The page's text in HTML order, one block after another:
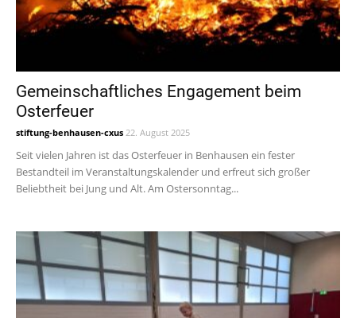
Gemeinschaftliches Engagement beim
Osterfeuer
stiftung-benhausen-cxus 22. August 2025
Seit vielen Jahren ist das Osterfeuer in Benhausen ein fester
Bestandteil im Veranstaltungskalender und erfreut sich großer
Beliebtheit bei Jung und Alt. Am Ostersonntag...